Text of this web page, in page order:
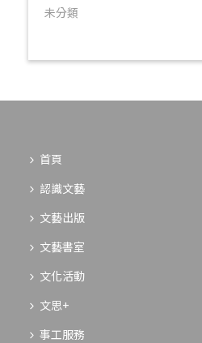
未分類
首頁
認識文藝
文藝出版
文藝書室
文化活動
文思+
事工服務